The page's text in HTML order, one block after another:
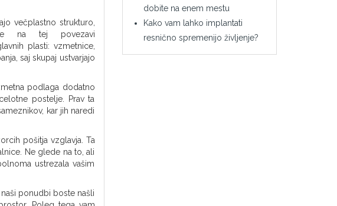
večplastno strukturo,
na tej povezavi
plasti: vzmetnice,
saj skupaj ustvarjajo
podlaga dodatno
postelje. Prav ta
kar jih naredi
pošitja vzglavja. Ta
Ne glede na to, ali
ustrezala vašim
ponudbi boste našli
dobite na enem mestu
Kako vam lahko implantati
resnično spremenijo življenje?